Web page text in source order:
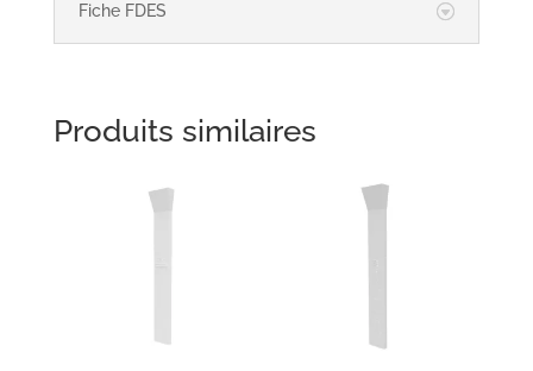
Fiche FDES
Produits similaires